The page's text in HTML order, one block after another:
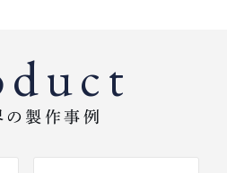
の製作事例